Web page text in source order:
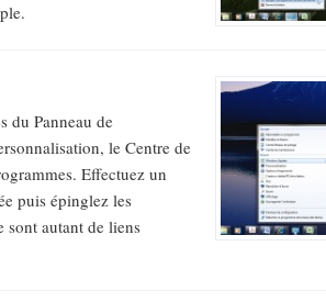
du Panneau de
le Centre de
Effectuez un
puis épinglez les
sont autant de liens